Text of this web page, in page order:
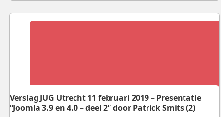
Verslag JUG Utrecht 11 februari 2019 – Presentatie
“Joomla 3.9 en 4.0 – deel 2” door Patrick Smits (2)